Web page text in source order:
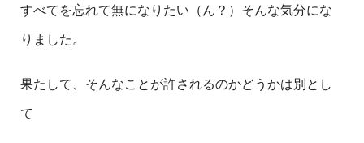
すべてを忘れて無になりたい（ん？）そんな気分にな
りました。
果たして、そんなことが許されるのかどうかは別とし
て